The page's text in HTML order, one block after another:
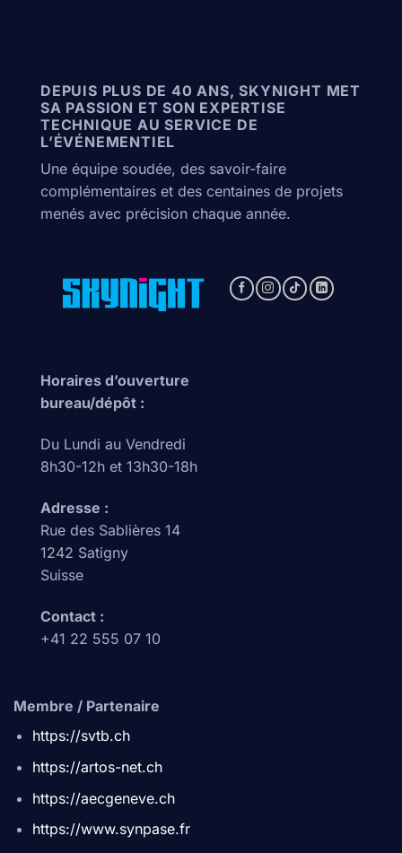
DEPUIS PLUS DE 40 ANS, SKYNIGHT MET
SA PASSION ET SON EXPERTISE
TECHNIQUE AU SERVICE DE
L’ÉVÉNEMENTIEL
Une équipe soudée, des savoir-faire
complémentaires et des centaines de projets
menés avec précision chaque année.
Horaires d’ouverture
bureau/dépôt :
Du Lundi au Vendredi
8h30-12h et 13h30-18h
Adresse :
Rue des Sablières 14
1242 Satigny
Suisse
Contact :
+41 22 555 07 10
Membre / Partenaire
https://svtb.ch
https://artos-net.ch
https://aecgeneve.ch
https://www.synpase.fr